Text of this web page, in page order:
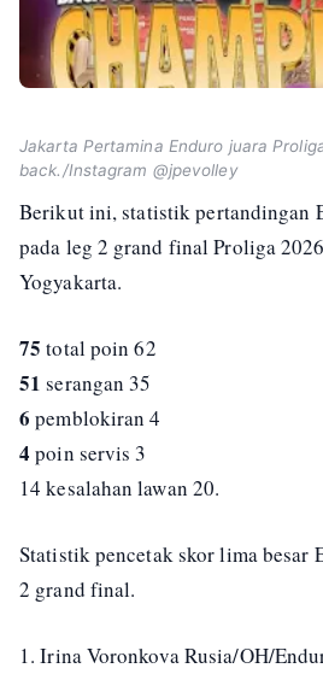
Jakarta Pertamina Enduro juara
back./Instagram @jpevolley
Berikut ini, statistik pertandingan
pada leg 2 grand final Proliga
Yogyakarta.
75 total poin 62
51 serangan 35
6 pemblokiran 4
4 poin servis 3
14 kesalahan lawan 20.
Statistik pencetak skor lima besar
2 grand final.
1. Irina Voronkova Rusia/OH/